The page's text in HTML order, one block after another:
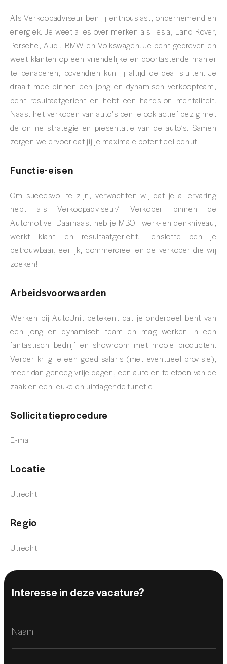
Als Verkoopadviseur ben jij enthousiast, ondernemend en
energiek. Je weet alles over merken als Tesla, Land Rover,
Porsche, Audi, BMW en Volkswagen. Je bent gedreven en
weet klanten op een vriendelijke en doortastende manier
te benaderen, bovendien kun jij altijd de deal sluiten. Je
draait mee binnen een jong en dynamisch verkoopteam,
bent resultaatgericht en hebt een hands-on mentaliteit.
Naast het verkopen van auto's ben je ook actief bezig met
de online strategie en presentatie van de auto’s. Samen
zorgen we ervoor dat jij je maximale potentieel benut.
Functie-eisen
Om succesvol te zijn, verwachten wij dat je al ervaring
hebt als Verkoopadviseur/ Verkoper binnen de
Automotive. Daarnaast heb je MBO+ werk- en denkniveau,
werkt klant- en resultaatgericht. Tenslotte ben je
betrouwbaar, eerlijk, commercieel en de verkoper die wij
zoeken!
Arbeidsvoorwaarden
Werken bij AutoUnit betekent dat je onderdeel bent van
een jong en dynamisch team en mag werken in een
fantastisch bedrijf en showroom met mooie producten.
Verder krijg je een goed salaris (met eventueel provisie),
meer dan genoeg vrije dagen, een auto en telefoon van de
zaak en een leuke en uitdagende functie.
Sollicitatieprocedure
E-mail
Locatie
Utrecht
Regio
Utrecht
Interesse in deze vacature?